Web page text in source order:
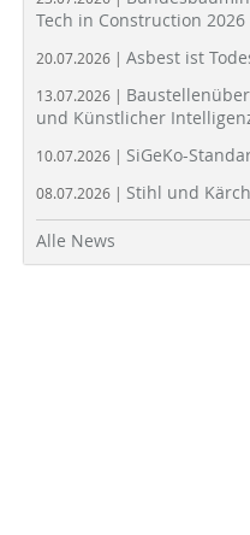
Tech in Construction
20.07.2026 | Asbest ist
13.07.2026 |
und Künstlicher
10.07.2026 | SiGeKo-
08.07.2026 | Stihl und
Alle News